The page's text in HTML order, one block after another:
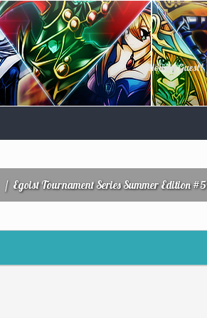
Howdy Guest!
/ Egoist Tournament Series Summer Edition #5